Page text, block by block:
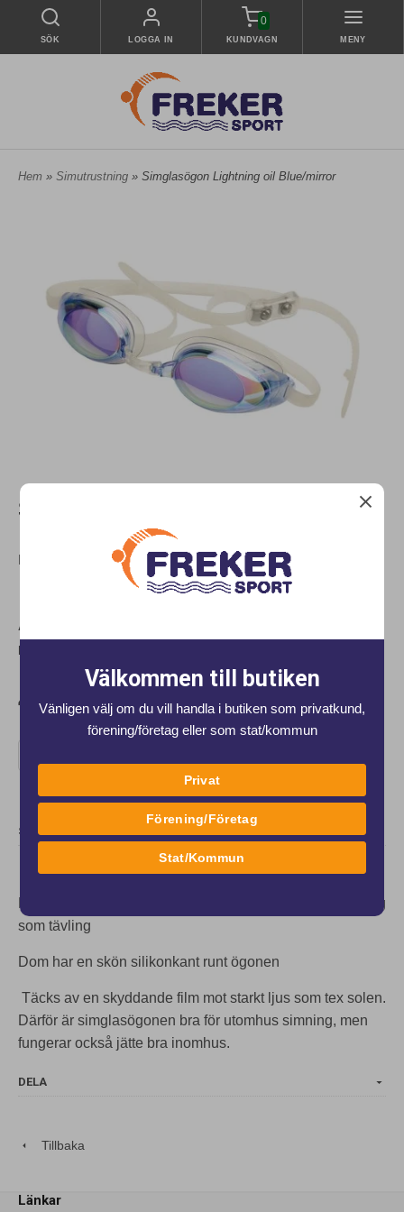
SÖK LOGGA IN
0
KUNDVAGN MENY
Hem » Simutrustning » Simglasögon Lightning oil Blue/mirror
Simglasögon Lightning oil
Blue/mirror
K 1556 Simglasögon Lightning Oil för träning och tävling
Artnr:
Lagerstatus:
449 kr
SPECIFIKATION
K 1556 Simglasögon Lightning Oil passar både till träning
som tävling
Dom har en skön silikonkant runt ögonen
Täcks av en skyddande film mot starkt ljus som tex solen.
Därför är simglasögonen bra för utomhus simning, men
fungerar också jätte bra inomhus.
DELA
Tillbaka
Länkar
Välkommen till butiken
Vänligen välj om du vill handla i butiken som privatkund,
förening/företag eller som stat/kommun
Privat
Förening/Företag
Stat/Kommun